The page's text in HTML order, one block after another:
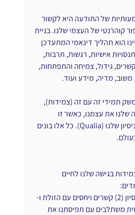
של התודעה היא לקשור
קוהרנטי של העצמי שלנו. בניית
הוא תהליך דינאמי המתעדכן
אישיות, רגשות, תרבות,
גידול, צמיחה והתפתחות,
משוב, מדיה, מידע ועוד.
תמידי זה עם זה (צמידות),
שלנו את עצמנו, כאשר זו
מתחברת עם התכונות והניסיון שלנו (Qualia). כל אלו בונים
בגישה שלנו לחיים
תחומים: (1) ניסיון (2) קשרים ויחסים עם הזולת ו-
משתלבים עם תפיסתנו את